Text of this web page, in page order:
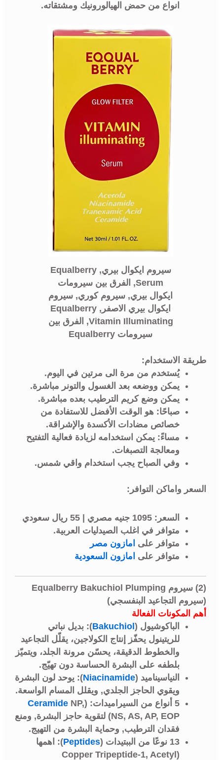
انواع من حمض الهيالورونيك ومشتقاته.
سيروم ايكوال بيري, Equalberry
Serum, الفرق بين سيرومات
ايكوال بيري, سيروم كوري, سيروم
ايكوال بيري الاصفر, Equalberry
Vitamin Illuminating, الفرق بين
سيرومات Equalberry
طريقة الاستخدام:
يُستخدم من مرة الى مرتين في اليوم.
يمكن ووضعه بعد الغسول والتونر مباشرة.
يمكن وضع كريم الترطيب بعده مباشرة.
صباحًا: هو الوقت الأفضل للاستفادة من
خصائص مضادات الأكسدة والإشراقة.
مساءً: يمكن استخدامه لزيادة فعالية التفتيح
ومعالجة التصبغات.
وفي الصباح يجب استخدام واقي شمس.
السعر واماكن التوافر:
السعر:
متوافر في اغلب الصيدليات العربية.
متوافر على امازون مصر
متوافر على امازون السعودية
(2) سيروم Equalberry Bakuchiol Plumping
(سيروم التجاعيد البنفسجي)
أهم المكونات الفعالة
الباكوشيول (Bakuchiol): بديل نباتي
للريتينول يحفّز إنتاج الكولاجين، يقلّل التجاعيد
والخطوط الدقيقة، يحسّن مرونة الجلد، ويتميّز
بلطفه على البشرة الحساسة دون تهيّج.
النياسيناميد (Niacinamide): يوحد لون البشرة
ويقوي الحاجز الجلدي, ويقلل المسام الواسعة.
5 أنواع من السيراميدات:
(
Ceramide NP,
NS, AS, AP, EOP) لتقوية حاجز البشرة, ومنع
فقدان الترطيب, وحماية البشرة من التهيج.
13 نوعًا من الببتيدات (
Peptides): اهمها
(Copper Tripeptide-1, Acetyl